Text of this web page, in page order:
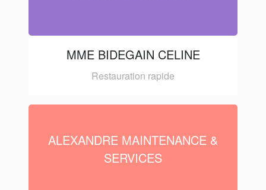
MME BIDEGAIN CELINE
Restauration rapide
ALEXANDRE MAINTENANCE &
SERVICES